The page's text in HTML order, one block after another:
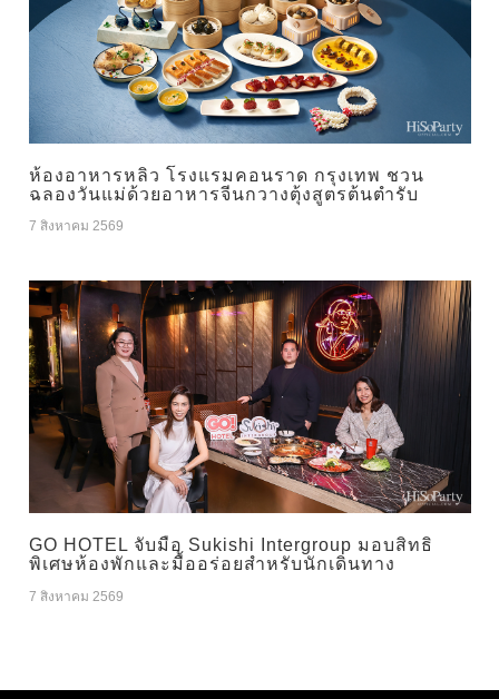
ห้องอาหารหลิว โรงแรมคอนราด กรุงเทพ ชวน
ฉลองวันแม่ด้วยอาหารจีนกวางตุ้งสูตรต้นตำรับ
7 สิงหาคม 2569
GO HOTEL จับมือ Sukishi Intergroup มอบสิทธิ
พิเศษห้องพักและมื้ออร่อยสำหรับนักเดินทาง
7 สิงหาคม 2569